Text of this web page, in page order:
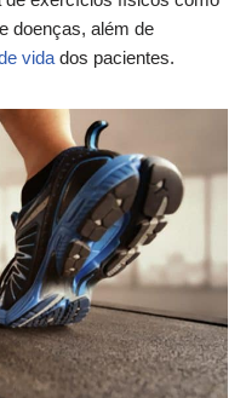
doenças, além de
vida dos pacientes.